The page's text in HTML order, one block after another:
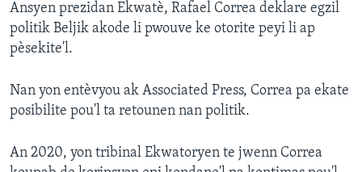
Ansyen prezidan Ekwatè, Rafael Correa deklare egzil
politik Beljik akode li pwouve ke otorite peyi li ap
pèsekite'l.
Nan yon entèvyou ak Associated Press, Correa pa ekate
posibilite pou'l ta retounen nan politik.
An 2020, yon tribinal Ekwatoryen te jwenn Correa